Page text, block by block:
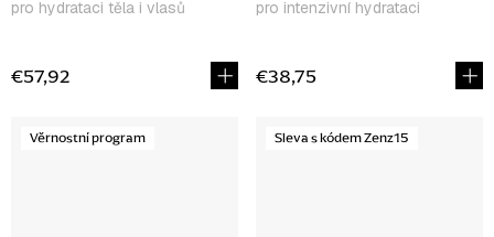
pro hydrataci těla i vlasů
€57,92
pro intenzivní hydrataci
€38,75
Věrnostní program Sleva s kódem Zenz15